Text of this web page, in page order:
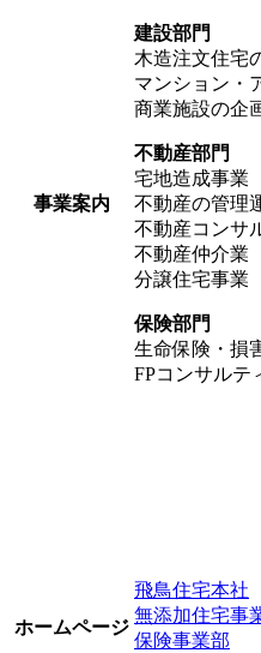
事業案内
建設部門
木造注文住宅
マンション・
商業施設の企
不動産部門
宅地造成事業
不動産の管理
不動産コンサ
不動産仲介業
分譲住宅事業
保険部門
生命保険・損
FPコンサルテ
ホームページ
飛鳥住宅本社
無添加住宅事
保険事業部